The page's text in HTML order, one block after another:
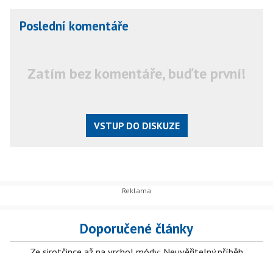
Poslední komentáře
Zatím bez komentáře, buďte první!
VSTUP DO DISKUZE
Doporučené články